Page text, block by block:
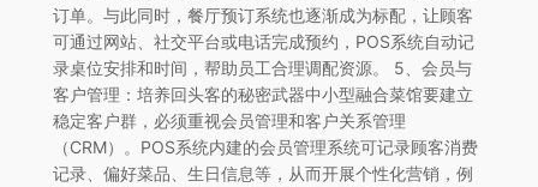
订单。与此同时，餐厅预订系统也逐渐成为标配，让顾客
可通过网站、社交平台或电话完成预约，POS系统自动记
录桌位安排和时间，帮助员工合理调配资源。 5、会员与
客户管理：培养回头客的秘密武器中小型融合菜馆要建立
稳定客户群，必须重视会员管理和客户关系管理
（CRM）。POS系统内建的会员管理系统可记录顾客消费
记录、偏好菜品、生日信息等，从而开展个性化营销，例